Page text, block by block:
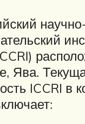
Ява.
ICCRI в